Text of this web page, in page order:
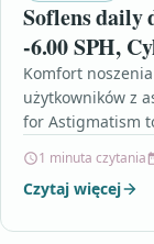
Soflens daily
-6.00 SPH,
(10836623)
Komfort
użytkowników z
for Astigmatism
1 minuta czytania
Czytaj więcej